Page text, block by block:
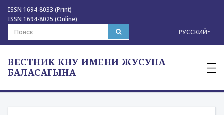
ISSN 1694-8033 (Print)
ISSN 1694-8025 (Online)
РУССКИЙ
ВЕСТНИК КНУ ИМЕНИ ЖУСУПА
БАЛАСАГЫНА
—
—
—